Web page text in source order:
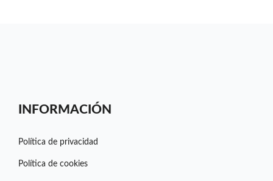
INFORMACIÓN
Política de privacidad
Política de cookies